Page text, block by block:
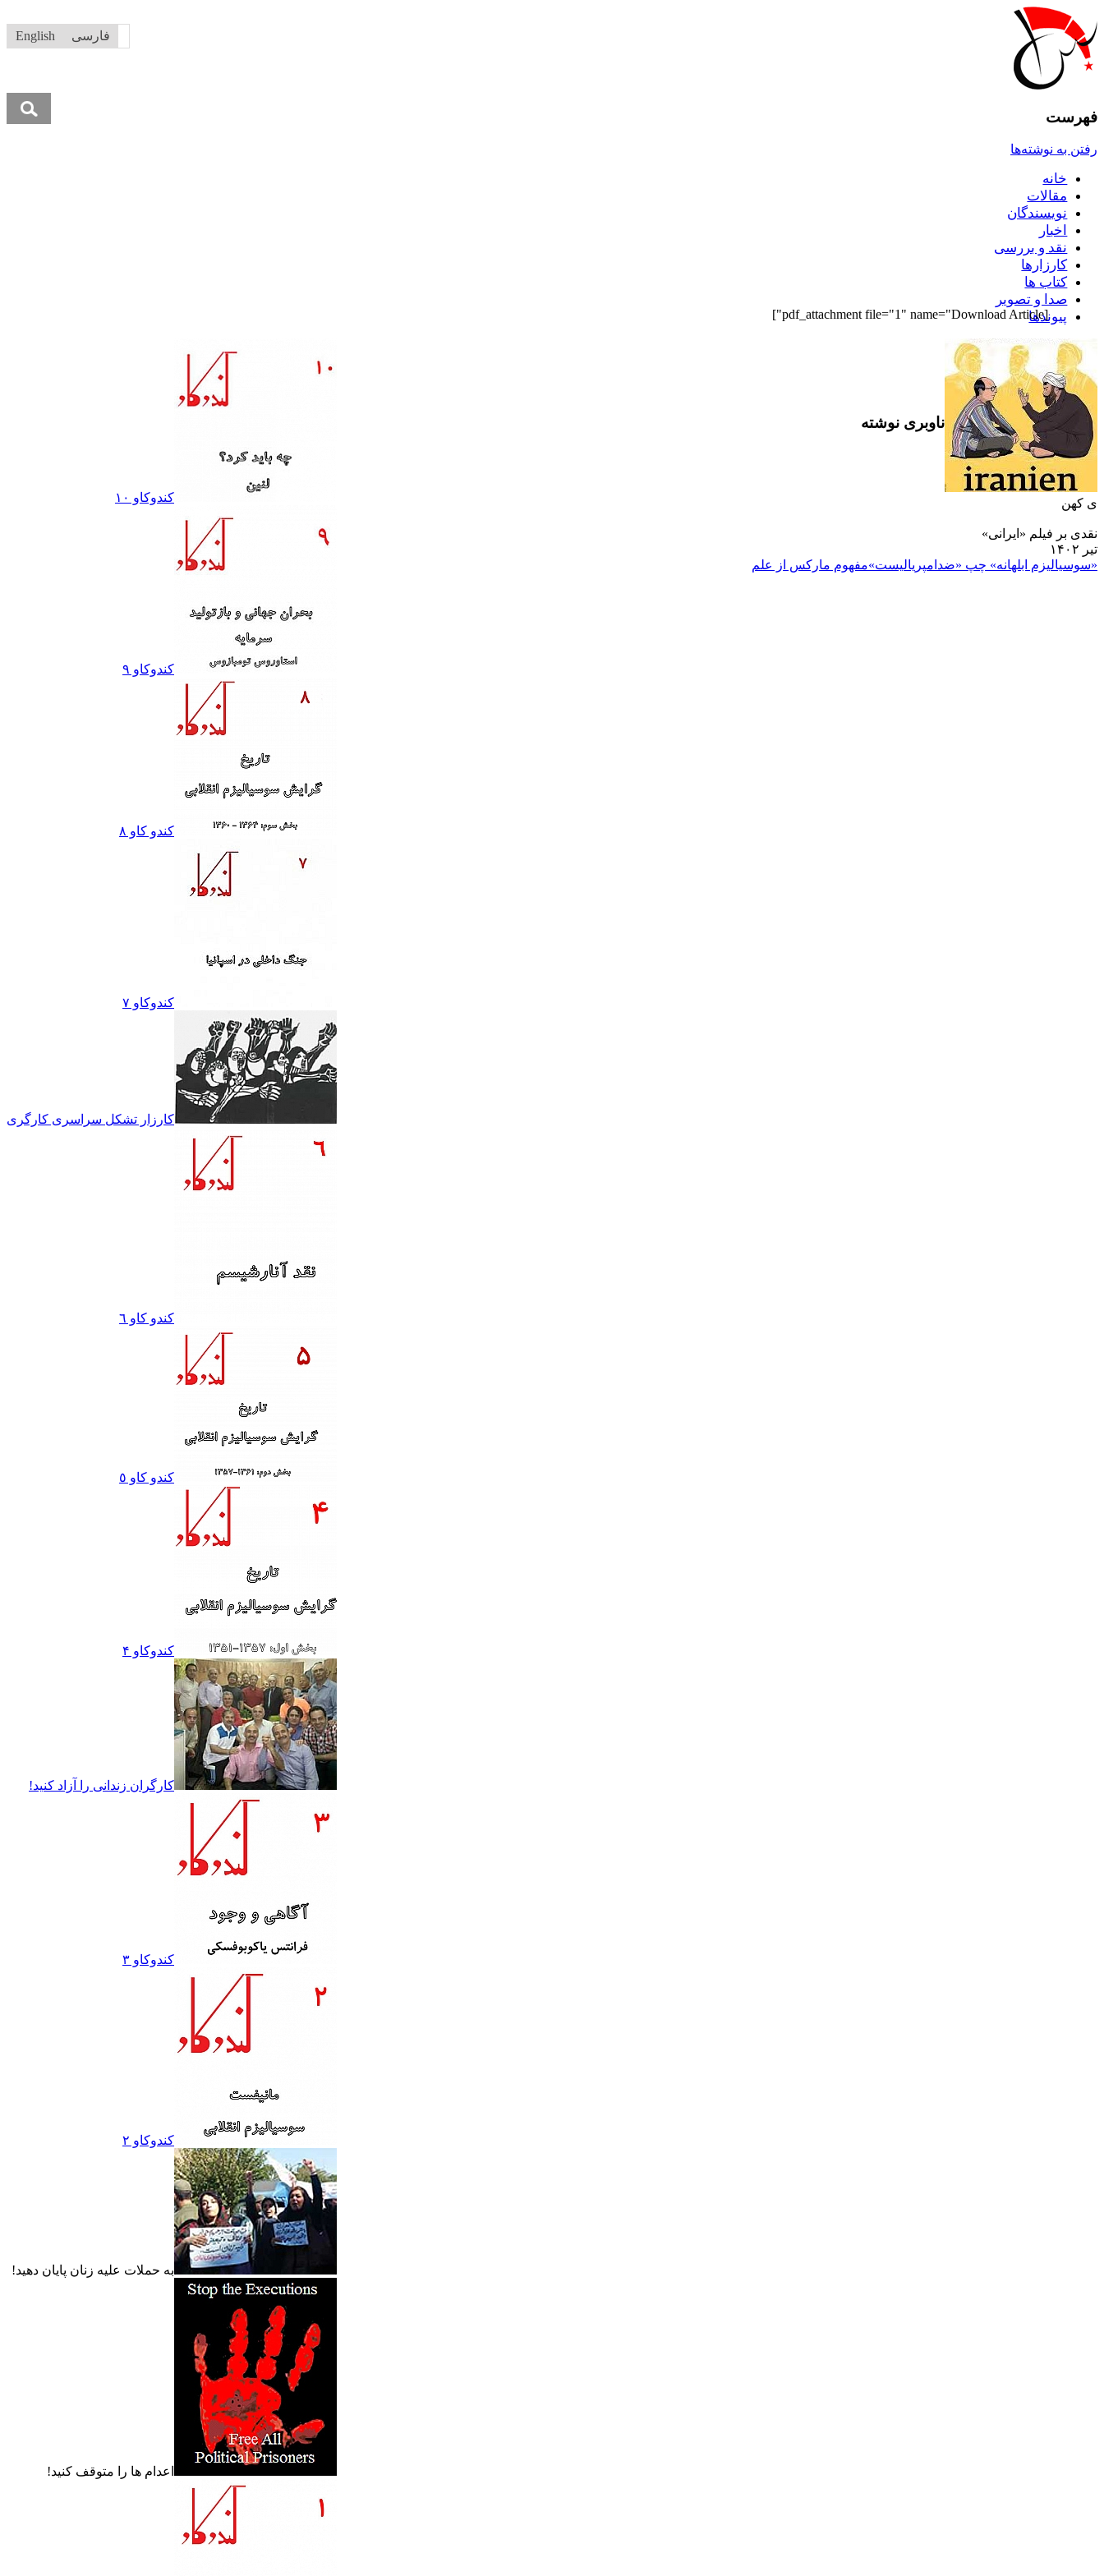
فارسی English
فهرست
رفتن به نوشته‌ها
خانه
مقالات
نويسندگان
اخبار
نقد و بررسى
کارزارها
کتاب ها
صدا و تصوير
پيوندها
[pdf_attachment file="1" name="Download Article"]
ی کهن
نقدی بر فیلم «ایرانی»
تیر ۱۴۰۲
«سوسیالیزم ابلهانه» چپ «ضدامپریالیست»مفهوم مارکس از علم
ناوبری نوشته
کندوکاو ١٠
کندوکاو ٩
کندو کاو ٨
کندوکاو ۷
کارزار تشکل سراسرى کارگرى
کندو کاو ٦
کندو کاو ٥
کندوکاو ۴
کارگران زندانى را آزاد کنيد!
کندوکاو ۳
کندوکاو ۲
به حملات عليه زنان پايان دهيد!
اعدام ها را متوقف کنيد!